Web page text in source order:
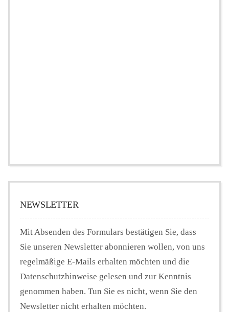
NEWSLETTER
Mit Absenden des Formulars bestätigen Sie, dass
Sie unseren Newsletter abonnieren wollen, von uns
regelmäßige E-Mails erhalten möchten und die
Datenschutzhinweise gelesen und zur Kenntnis
genommen haben. Tun Sie es nicht, wenn Sie den
Newsletter nicht erhalten möchten.